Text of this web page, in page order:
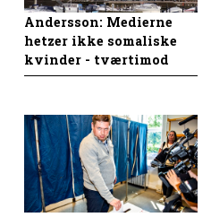
Andersson: Medierne
hetzer ikke somaliske
kvinder - tværtimod